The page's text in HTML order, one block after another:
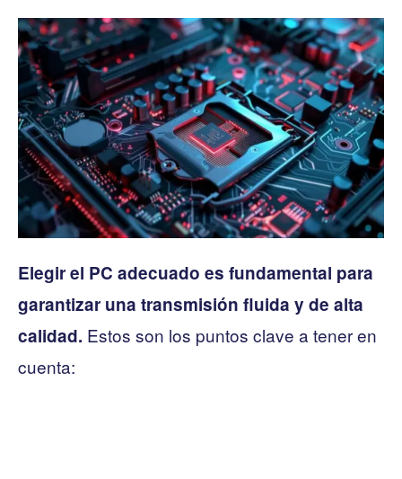
Elegir el PC adecuado es fundamental para
garantizar una transmisión fluida y de alta
calidad. Estos son los puntos clave a tener en
cuenta: